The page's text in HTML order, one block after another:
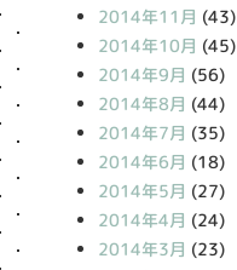
2014年11月 (43)
2014年10月 (45)
2014年9月 (56)
2014年8月 (44)
2014年7月 (35)
2014年6月 (18)
2014年5月 (27)
2014年4月 (24)
2014年3月 (23)